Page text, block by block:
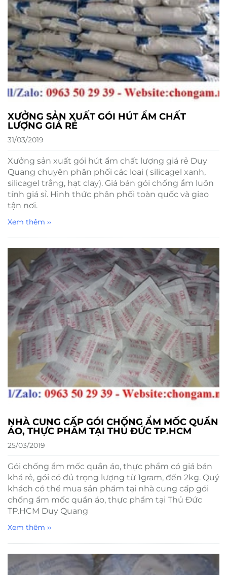
XƯỞNG SẢN XUẤT GÓI HÚT ẨM CHẤT
LƯỢNG GIÁ RẺ
31/03/2019
Xưởng sản xuất gói hút ẩm chất lượng giá rẻ Duy
Quang chuyên phân phối các loại ( silicagel xanh,
silicagel trắng, hạt clay). Giá bán gói chống ẩm luôn
tính giá sỉ. Hình thức phân phối toàn quốc và giao
tận nơi.
Xem thêm ››
NHÀ CUNG CẤP GÓI CHỐNG ẨM MỐC QUẦN
ÁO, THỰC PHẨM TẠI THỦ ĐỨC TP.HCM
25/03/2019
Gói chống ẩm mốc quần áo, thực phẩm có giá bán
khá rẻ, gói có đủ trọng lượng từ 1gram, đến 2kg. Quý
khách có thể mua sản phẩm tại nhà cung cấp gói
chống ẩm mốc quần áo, thực phẩm tại Thủ Đức
TP.HCM Duy Quang
Xem thêm ››